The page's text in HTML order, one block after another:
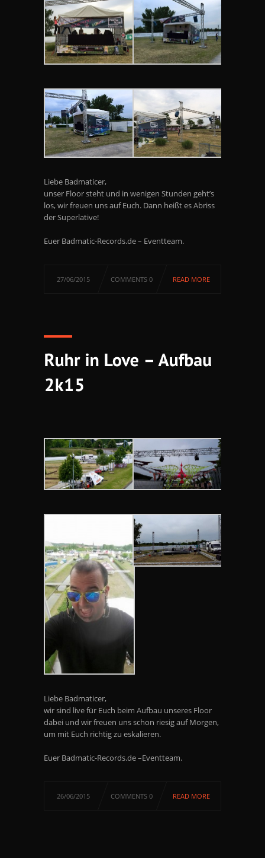
Liebe Badmaticer,
unser Floor steht und in wenigen Stunden geht’s
los, wir freuen uns auf Euch. Dann heißt es Abriss
der Superlative!
Euer Badmatic-Records.de – Eventteam.
27/06/2015 COMMENTS 0 READ MORE
Liebe Badmaticer,
wir sind live für Euch beim Aufbau unseres Floor
dabei und wir freuen uns schon riesig auf Morgen,
um mit Euch richtig zu eskalieren.
Euer Badmatic-Records.de –Eventteam.
26/06/2015 COMMENTS 0 READ MORE